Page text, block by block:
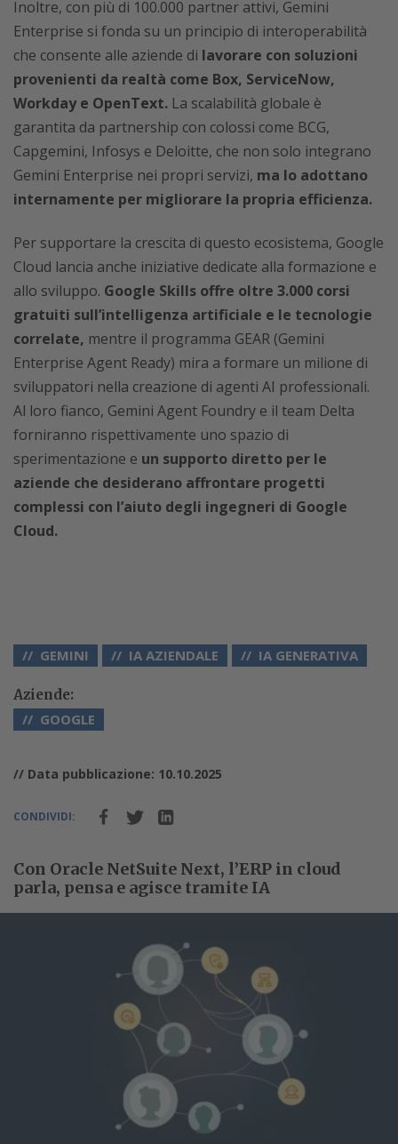
Inoltre, con più di 100.000 partner attivi, Gemini
Enterprise si fonda su un principio di interoperabilità
che consente alle aziende di lavorare con soluzioni
provenienti da realtà come Box, ServiceNow,
Workday e OpenText. La scalabilità globale è
garantita da partnership con colossi come BCG,
Capgemini, Infosys e Deloitte, che non solo integrano
Gemini Enterprise nei propri servizi, ma lo adottano
internamente per migliorare la propria efficienza.
Per supportare la crescita di questo ecosistema, Google
Cloud lancia anche iniziative dedicate alla formazione e
allo sviluppo. Google Skills offre oltre 3.000 corsi
gratuiti sull’intelligenza artificiale e le tecnologie
correlate, mentre il programma GEAR (Gemini
Enterprise Agent Ready) mira a formare un milione di
sviluppatori nella creazione di agenti AI professionali.
Al loro fianco, Gemini Agent Foundry e il team Delta
forniranno rispettivamente uno spazio di
sperimentazione e un supporto diretto per le
aziende che desiderano affrontare progetti
complessi con l’aiuto degli ingegneri di Google
Cloud.
GEMINI IA AZIENDALE IA GENERATIVA
Aziende:
GOOGLE
// Data pubblicazione: 10.10.2025
CONDIVIDI:
Con Oracle NetSuite Next, l’ERP in cloud
parla, pensa e agisce tramite IA